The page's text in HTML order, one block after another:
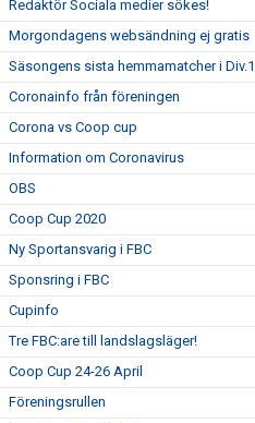
Redaktör Sociala medier sökes!
Morgondagens websändning ej gratis
Säsongens sista hemmamatcher i
Coronainfo från föreningen
Corona vs Coop cup
Information om Coronavirus
OBS
Coop Cup 2020
Ny Sportansvarig i FBC
Sponsring i FBC
Cupinfo
Tre FBC:are till landslagsläger!
Coop Cup 24-26 April
Föreningsrullen